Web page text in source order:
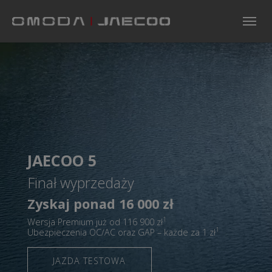
JAECOO 5
Finał wyprzedaży
Zyskaj ponad 16 000 zł
Wersja Premium już od 116 900 zł1
Ubezpieczenia OC/AC oraz GAP – każde za 1 zł1
JAZDA TESTOWA